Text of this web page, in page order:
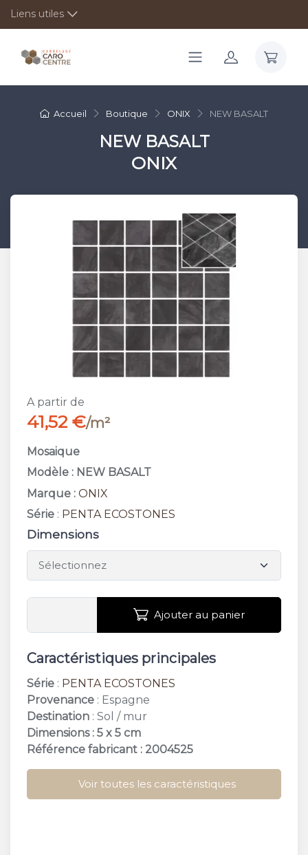
Liens utiles
Accueil Boutique ONIX NEW BASALT
NEW BASALT
ONIX
A partir de
41,52 €/m²
Mosaique
Modèle : NEW BASALT
Marque : ONIX
Série : PENTA ECOSTONES
Dimensions
Ajouter au panier
Caractéristiques principales
Série : PENTA ECOSTONES
Provenance : Espagne
Destination : Sol / mur
Dimensions : 5 x 5 cm
Référence fabricant : 2004525
Voir toutes les caractéristiques